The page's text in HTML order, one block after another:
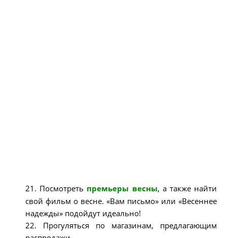
21. Посмотреть премьеры весны, а также найти
свой фильм о весне. «Вам письмо» или «Весеннее
надежды» подойдут идеально!
22. Прогуляться по магазинам, предлагающим